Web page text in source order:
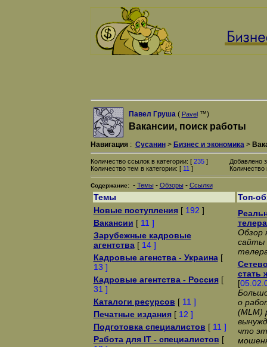
Павел Груша( Pavel™)
Вакансии, поиск работы
Навигация: Сусанин> Бизнес и экономика>
Количество ссылок в категории: [ 235]
Количество тем в категории: [ 11 ]
Добавлено
Содержание: - Темы - Обзоры - Ссылки
Темы
Топ-
Новые поступления[ 192 ]
Вакансии [ 11 ]
Зарубежные кадровые
агентства[ 14 ]
Кадровые агенства - Украина[
13 ]
Кадровые агентства - Россия[
31 ]
Каталоги ресурсов [ 11 ]
Печатные издания[ 12 ]
Подготовка специалистов [ 11 ]
Работа для IT - специалистов [
Обзор
сайты
стать
[
о
(MLM)
что